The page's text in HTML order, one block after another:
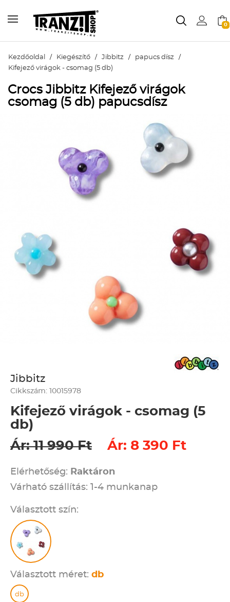
0
Kezdőoldal / Kiegészítő / Jibbitz / papucs dísz /
Kifejező virágok - csomag (5 db)
Crocs Jibbitz Kifejező virágok
csomag (5 db) papucsdísz
Jibbitz
Cikkszám: 10015978
Kifejező virágok - csomag (5
db)
Ár: 11 990 Ft
Ár: 8 390 Ft
Elérhetőség: Raktáron
Várható szállítás: 1-4 munkanap
Választott szín:
Választott méret: db
db